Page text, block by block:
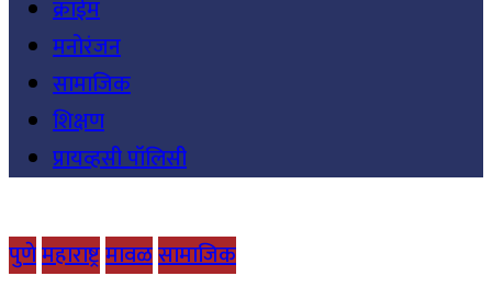
क्राईम
मनोरंजन
सामाजिक
शिक्षण
प्रायव्हसी पॉलिसी
पुणेमहाराष्ट्रमावळसामाजिक